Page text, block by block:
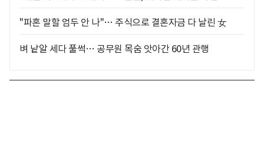
"파혼 말할 엄두 안 나"… 주식으로 결혼자금 다 날린 女
벼 낱알 세다 풀썩… 공무원 목숨 앗아간 60년 관행